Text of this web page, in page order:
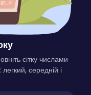
сітку числами
середній і